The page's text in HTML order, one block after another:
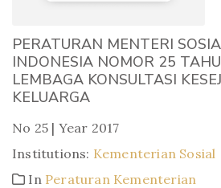
PERATURAN MENTERI
INDONESIA NOMOR 25
LEMBAGA KONSULTASI
KELUARGA
No 25 | Year 2017
Institutions: Kementerian Sosial
In Peraturan Kementerian